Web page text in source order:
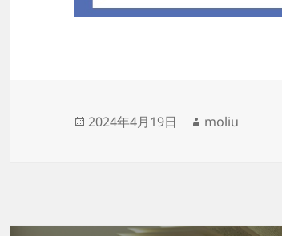
发
2024年4月19日
作
moliu